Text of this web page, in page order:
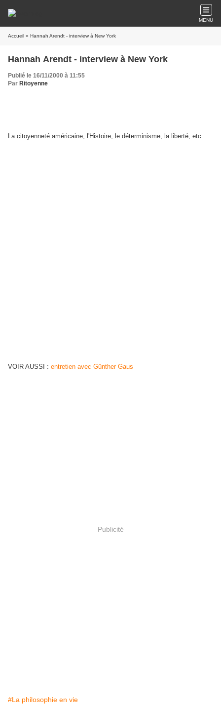
MENU
Accueil » Hannah Arendt - interview à New York
Hannah Arendt - interview à New York
Publié le 16/11/2000 à 11:55
Par Ritoyenne
La citoyenneté américaine, l'Histoire, le déterminisme, la liberté, etc.
VOIR AUSSI : entretien avec Günther Gaus
Publicité
#La philosophie en vie